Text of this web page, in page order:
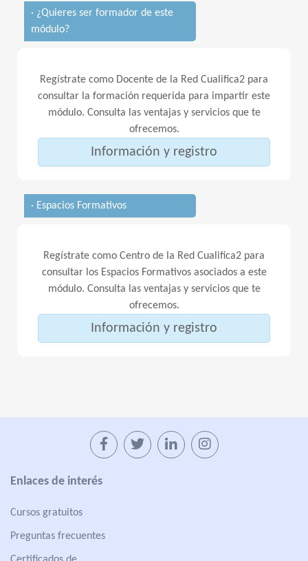
· ¿Quieres ser formador de este
módulo?
Regístrate como Docente de la Red Cualifica2 para
consultar la formación requerida para impartir este
módulo. Consulta las ventajas y servicios que te
ofrecemos.
Información y registro
· Espacios Formativos
Regístrate como Centro de la Red Cualifica2 para
consultar los Espacios Formativos asociados a este
módulo. Consulta las ventajas y servicios que te
ofrecemos.
Información y registro
Enlaces de interés
Cursos gratuitos
Preguntas frecuentes